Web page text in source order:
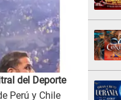
del Deporte
Perú y Chile